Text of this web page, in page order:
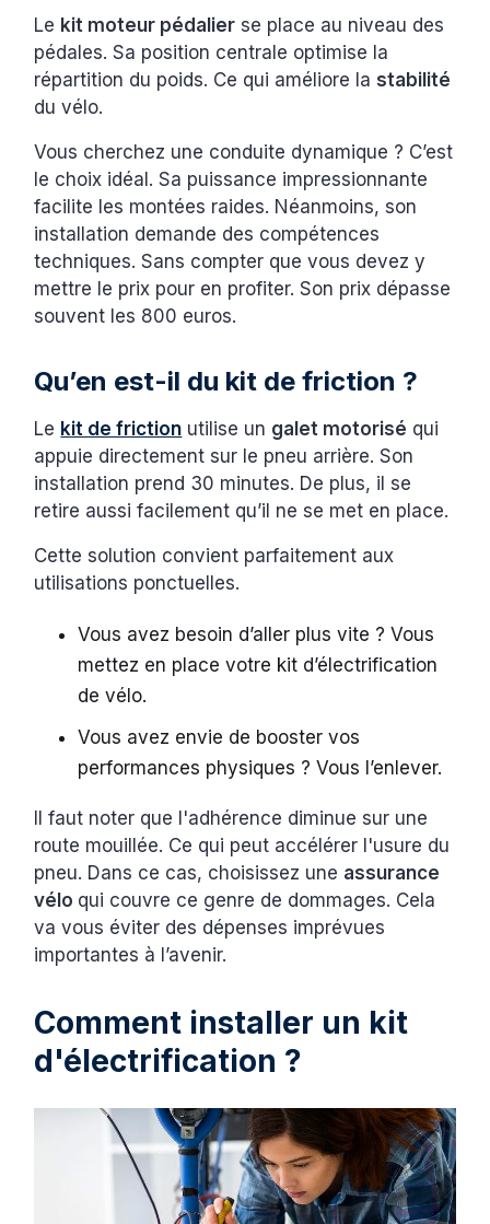
Le kit moteur pédalier se place au niveau des
pédales. Sa position centrale optimise la
répartition du poids. Ce qui améliore lastabilité
du vélo.
Vous cherchez une conduite dynamique ? C’est
le choix idéal. Sa puissance impressionnante
facilite les montées raides. Néanmoins, son
installation demande des compétences
techniques. Sans compter que vous devez y
mettre le prix pour en profiter. Son prix dépasse
souvent les 800 euros.
Qu’en est-il du kit de friction ?
Le kit de friction utilise un galet motorisé qui
appuie directement sur le pneu arrière. Son
installation prend 30 minutes. De plus, il se
retire aussi facilement qu’il ne se met en place.
Cette solution convient parfaitement aux
utilisations ponctuelles.
Vous avez besoin d’aller plus vite ? Vous
mettez en place votre kit d’électrification
de vélo.
Vous avez envie de booster vos
performances physiques ? Vous l’enlever.
Il faut noter que l'adhérence diminue sur une
route mouillée. Ce qui peut accélérer l'usure du
pneu. Dans ce cas, choisissez une assurance
vélo qui couvre ce genre de dommages. Cela
va vous éviter des dépenses imprévues
importantes à l’avenir.
Comment installer un kit
d'électrification ?